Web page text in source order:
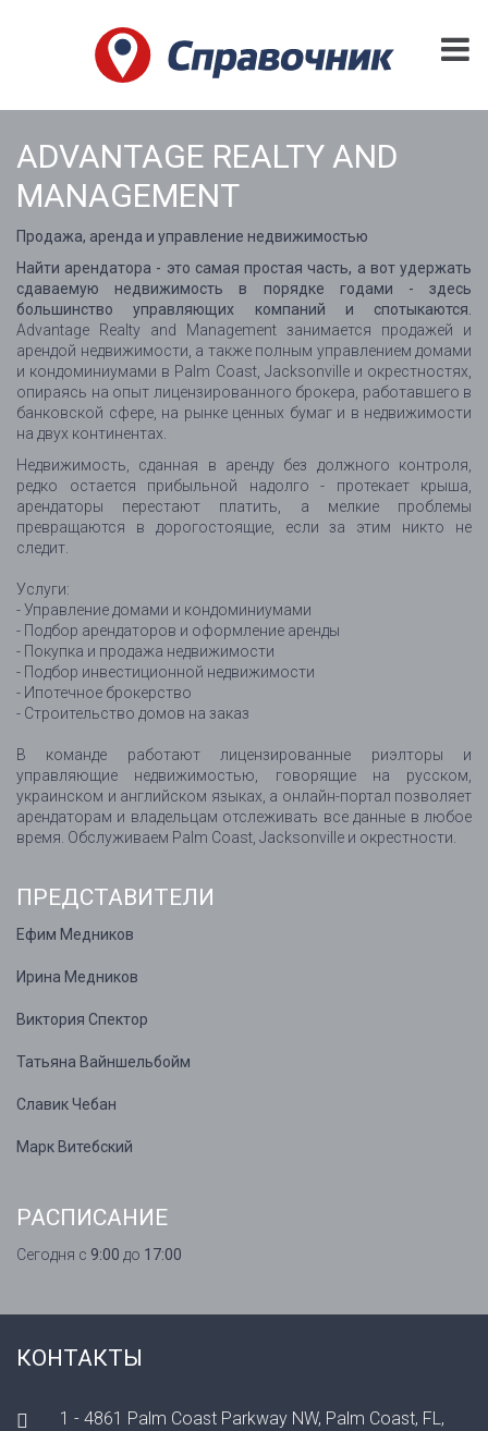
ADVANTAGE REALTY AND
MANAGEMENT
Продажа, аренда и управление недвижимостью
Найти арендатора - это самая простая часть, а вот удержать
сдаваемую недвижимость в порядке годами - здесь
большинство управляющих компаний и спотыкаются.
Advantage Realty and Management занимается продажей и
арендой недвижимости, а также полным управлением домами
и кондоминиумами в Palm Coast, Jacksonville и окрестностях,
опираясь на опыт лицензированного брокера, работавшего в
банковской сфере, на рынке ценных бумаг и в недвижимости
на двух континентах.
Недвижимость, сданная в аренду без должного контроля,
редко остается прибыльной надолго - протекает крыша,
арендаторы перестают платить, а мелкие проблемы
превращаются в дорогостоящие, если за этим никто не
следит.
Услуги:
- Управление домами и кондоминиумами
- Подбор арендаторов и оформление аренды
- Покупка и продажа недвижимости
- Подбор инвестиционной недвижимости
- Ипотечное брокерство
- Строительство домов на заказ
В команде работают лицензированные риэлторы и
управляющие недвижимостью, говорящие на русском,
украинском и английском языках, а онлайн-портал позволяет
арендаторам и владельцам отслеживать все данные в любое
время. Обслуживаем Palm Coast, Jacksonville и окрестности.
ПРЕДСТАВИТЕЛИ
Ефим Медников
Ирина Медников
Виктория Спектор
Татьяна Вайншельбойм
Славик Чебан
Марк Витебский
РАСПИСАНИЕ
Сегодня с 9:00 до 17:00
КОНТАКТЫ
1 - 4861 Palm Coast Parkway NW, Palm Coast, FL,